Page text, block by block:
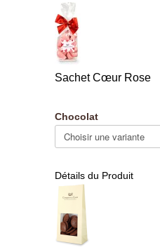
Sachet Cœur Rose
Chocolat
Détails du Produit